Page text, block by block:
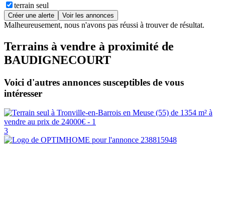
terrain seul
Créer une alerte Voir les annonces
Malheureusement, nous n'avons pas réussi à trouver de résultat.
Terrains à vendre à proximité de
BAUDIGNECOURT
Voici d'autres annonces susceptibles de vous
intéresser
3